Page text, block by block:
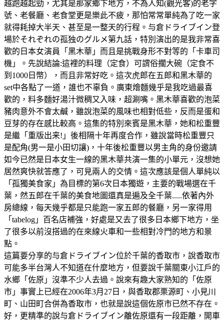
越跑越起勁，尤其是那家鄉下地方，不為人知(觀光客)的老字
號、老餐廳、老食堂更是樂此不疲，那怕常常單純為了吃一家
就得耗掉大半天、甚至是一整天的行程。与倉ドライブイン登
場於それぞれの孤独のグルメ第九話，特別演出的是我非常喜
歡的日本女演員「黑木華」而且是挑戰身形不對等的「卡車司
機」。先說結論:這裡的料理（定食）可謂俗擱大碗（定食不
到1000日幣），而且非常好吃。這次虎郎在五郎和黑木華的
set中各點了一道，誰也不辜負。廣東燴麵幾乎是我吃過最喜
歡的，料多麵好湯汁微稠又入味，超涮嘴。黑木華喜歡的泡菜
豬肉意外不會太鹹，雖說泡菜的風味也相對低些，反而是蛋和
豆芽的存在感比較高。這集的特別來賓是黑木華，她和松重豐
是繼「重版出来!」後相隔十年再度合作，雖說當時松重豐只
是配角(男一是小田切讓)，十年後松重豐以男主角的身份邀請
如今已然是日本女生一線的黑木華共演一集的小單元，沒想她
居然爽快就答應了，可見兩人的交情。這次應該是個人單純以
「孤獨美食家」為目標的第6次日本獨遊，主要的戰場選在千
葉，然五郎在千葉的美食地圖還真是遍及全千葉.....依著內外
房總線，每天幾乎都是只能跑一家五郎的餐廳，另一家得用
「tabelog」百名店補強，好處是又去了很多日本鄉下地方，坐
了很多以前沒搭過的在來線火車和一些相對冷門的地方和景
點。
這篇要分享的与倉ドライブイン位於千葉的香取市，說香取市
可能多半台灣人不知道在什麼地方，但要說千葉關東小江戶的
水鄉「佐原」沒準不少人去過。說來有趣大家熟知的「佐原
市」事實上已經在2006年3月27日，與香取郡栗源町、小見川
町、山田町合併為香取市，也就是說這個佐原市已然不存在。
好，更精準的說与倉ドライブイン離佐原還有一段距離，開車